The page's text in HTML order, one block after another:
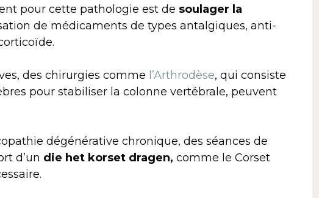
pour cette pathologie est de soulager la
de médicaments de types antalgiques, anti-
des chirurgies comme l’Arthrodèse, qui consiste
pour stabiliser la colonne vertébrale, peuvent
dégénérative chronique, des séances de
d’un die het korset dragen, comme le Corset